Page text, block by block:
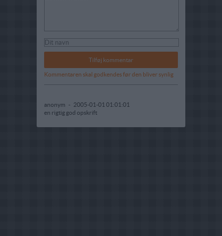
Kommentaren skal godkendes før den bliver synlig
anonym - 2005-01-01 01:01:01
en rigtig god opskrift